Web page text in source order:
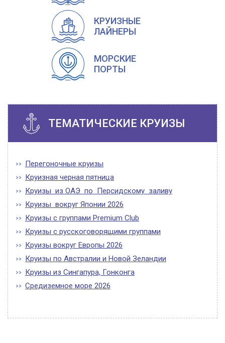
КРУИЗНЫЕ
ЛАЙНЕРЫ
МОРСКИЕ
ПОРТЫ
ТЕМАТИЧЕСКИЕ КРУИЗЫ
Перегоночные круизы
Круизная черная пятница
Круизы из ОАЭ по Персидскому заливу
Круизы вокруг Японии 2026
Круизы с группами Premium Club
Круизы с русскоговорящими группами
Круизы вокруг Европы 2026
Круизы по Австралии и Новой Зеландии
Круизы из Сингапура, Гонконга
Средиземное море 2026